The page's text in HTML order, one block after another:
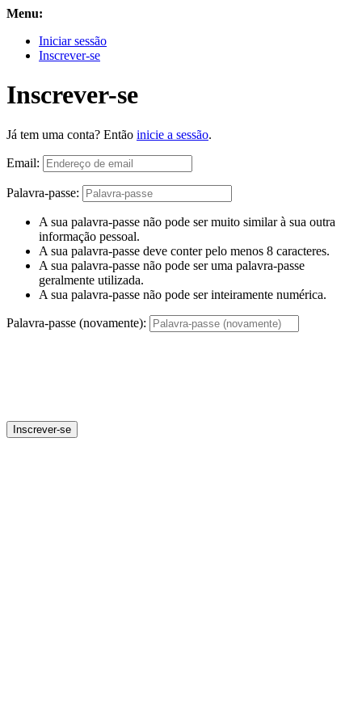
Menu:
Iniciar sessão
Inscrever-se
Inscrever-se
Já tem uma conta? Então inicie a sessão.
Email:
Palavra-passe:
A sua palavra-passe não pode ser muito similar à sua outra
informação pessoal.
A sua palavra-passe deve conter pelo menos 8 caracteres.
A sua palavra-passe não pode ser uma palavra-passe
geralmente utilizada.
A sua palavra-passe não pode ser inteiramente numérica.
Palavra-passe (novamente):
Inscrever-se